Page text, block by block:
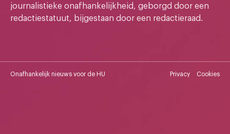
journalistieke onafhankelijkheid, geborgd door een
redactiestatuut, bijgestaan door een redactieraad.
Onafhankelijk nieuws voor de HU Privacy Cookies